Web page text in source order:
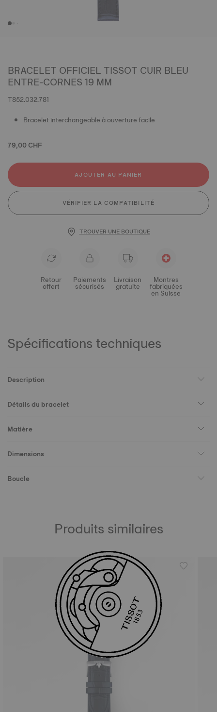
BRACELET OFFICIEL TISSOT CUIR BLEU
ENTRE-CORNES 19 MM
T852.032.781
Bracelet interchangeable à ouverture facile
79,00 CHF
AJOUTER AU PANIER
VÉRIFIER LA COMPATIBILITÉ
TROUVER UNE BOUTIQUE
Retour
offert
Paiements
sécurisés
Livraison
gratuite
Montres
fabriquées
en Suisse
Spécifications techniques
Description
Détails du bracelet
Matière
Dimensions
Boucle
Produits similaires